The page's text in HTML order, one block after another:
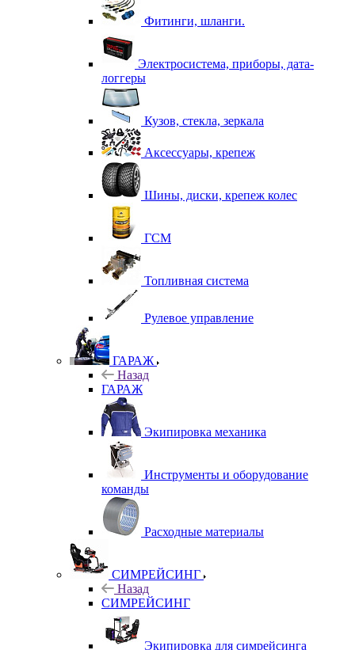
Фитинги, шланги.
Электросистема, приборы, дата-
логгеры
Кузов, стекла, зеркала
Аксессуары, крепеж
Шины, диски, крепеж колес
ГСМ
Топливная система
Рулевое управление
ГАРАЖ
Назад
ГАРАЖ
Экипировка механика
Инструменты и оборудование
команды
Расходные материалы
СИМРЕЙСИНГ
Назад
СИМРЕЙСИНГ
Экипировка для симрейсинга